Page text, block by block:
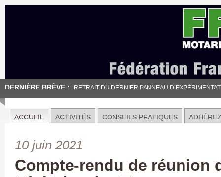
DERNIÈRE BRÈVE : RETRAIT DU DERNIER PANNEAU
ACCUEIL ACTIVITÉS CONSEILS PRATIQUES ADHÉREZ
10 juin 2021
Compte-rendu de réunion